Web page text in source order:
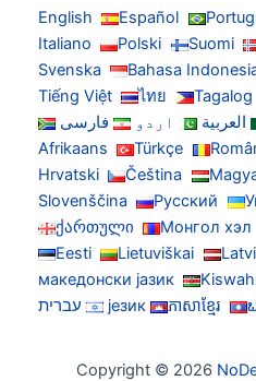
English Español
Italiano
Polski
Svenska
Bahasa
Tiếng Việt
ไทย
اردو
فارسی
Afrikaans
Türkçe
Hrvatski
Čeština
Slovenščina
Русский
ქართული
Монгол
Eesti
Lietuviškai
македонски јазик
језик
ភាសាខ្មែរ עברית
Copyright © 2026